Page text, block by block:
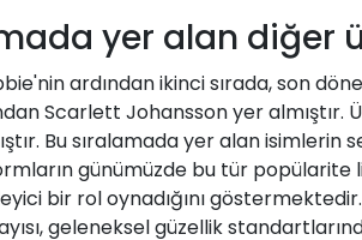
yer alan diğer
ardından ikinci sırada, son
Scarlett Johansson yer almıştır.
Bu sıralamada yer alan isimlerin
günümüzde bu tür popülarite
bir rol oynadığını
geleneksel güzellik